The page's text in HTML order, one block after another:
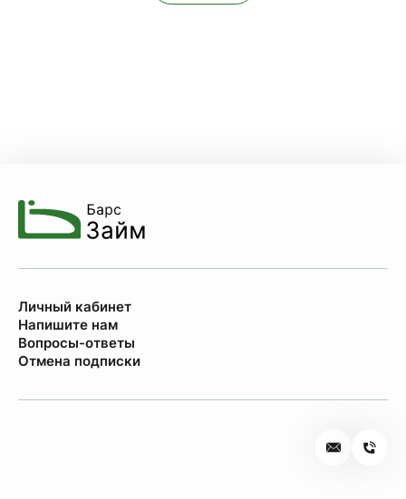
Личный кабинет
Напишите нам
Вопросы-ответы
Отмена подписки